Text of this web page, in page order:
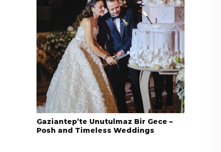
Gaziantep’te Unutulmaz Bir Gece –
Posh and Timeless Weddings